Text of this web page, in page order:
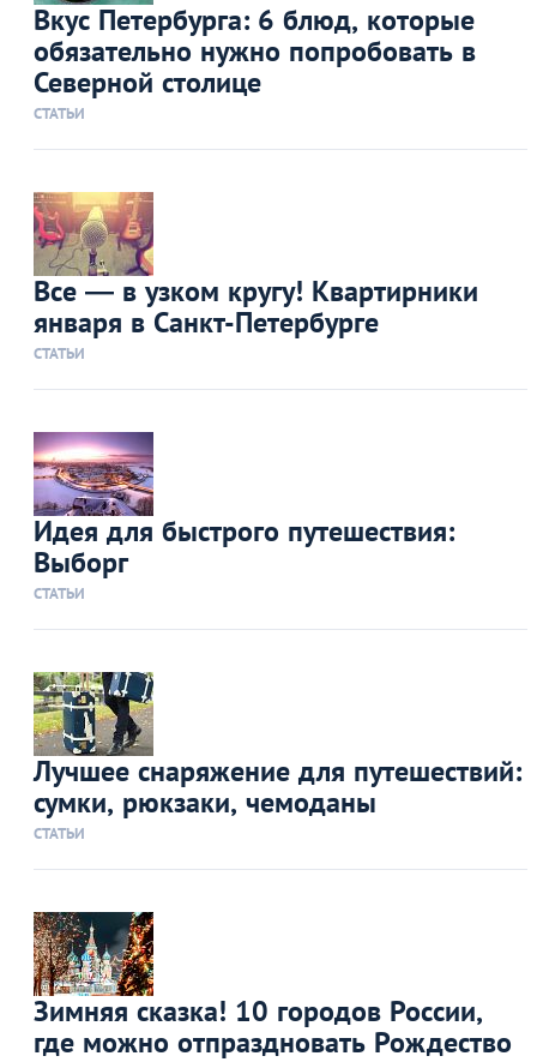
Вкус Петербурга: 6 блюд, которые
обязательно нужно попробовать в
Северной столице
СТАТЬИ
Все — в узком кругу! Квартирники
января в Санкт-Петербурге
СТАТЬИ
Идея для быстрого путешествия:
Выборг
СТАТЬИ
Лучшее снаряжение для путешествий:
сумки, рюкзаки, чемоданы
СТАТЬИ
Зимняя сказка! 10 городов России,
где можно отпраздновать Рождество